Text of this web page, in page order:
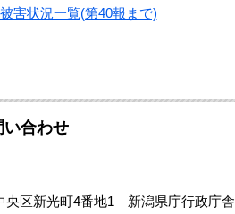
害状況一覧(第40報まで)
い合わせ
央区新光町4番地1 新潟県庁行政庁舎